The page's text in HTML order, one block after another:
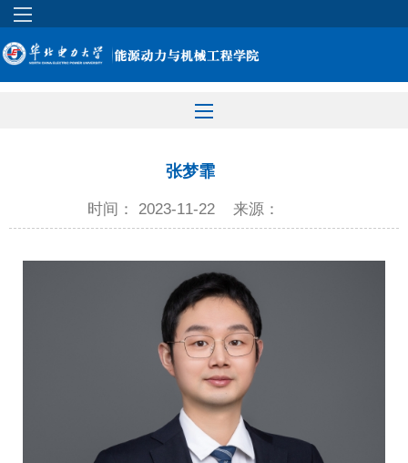
张梦霏
时间： 2023-11-22 来源：